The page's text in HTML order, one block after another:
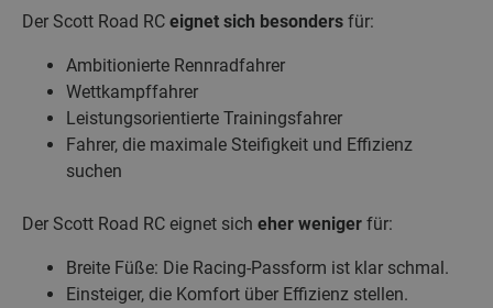
Der Scott Road RC eignet sich besonders für:
Ambitionierte Rennradfahrer
Wettkampffahrer
Leistungsorientierte Trainingsfahrer
Fahrer, die maximale Steifigkeit und Effizienz
suchen
Der Scott Road RC eignet sich eher weniger für:
Breite Füße: Die Racing‑Passform ist klar schmal.
Einsteiger, die Komfort über Effizienz stellen.